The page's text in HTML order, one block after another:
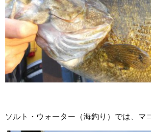
ソルト・ウォーター（海釣り）では、マ